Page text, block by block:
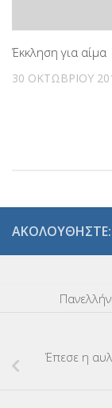
Έκκληση για αίμα
30 ΟΚΤΩΒΡΊΟΥ
ΑΚΟΛΟΥΘΉΣΤΕ:
Έπεσε η